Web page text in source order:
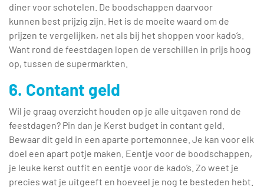
diner voor schotelen. De boodschappen daarvoor
kunnen best prijzig zijn. Het is de moeite waard om de
prijzen te vergelijken, net als bij het shoppen voor kado’s.
Want rond de feestdagen lopen de verschillen in prijs hoog
op, tussen de supermarkten.
6. Contant geld
Wil je graag overzicht houden op je alle uitgaven rond de
feestdagen? Pin dan je Kerst budget in contant geld.
Bewaar dit geld in een aparte portemonnee. Je kan voor elk
doel een apart potje maken. Eentje voor de boodschappen,
je leuke kerst outfit en eentje voor de kado’s. Zo weet je
precies wat je uitgeeft en hoeveel je nog te besteden hebt.